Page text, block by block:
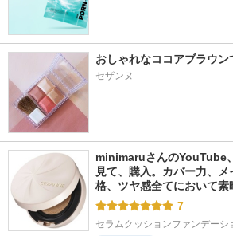
おしゃれなココアブラウン
セザンヌ
minimaruさんのYouTube
見て、購入。カバー力、
格、ツヤ感全てにおいて
7
セラムクッションファンデーシ